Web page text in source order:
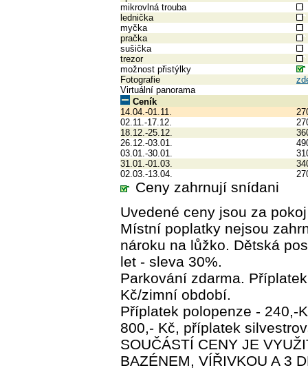
mikrovlná trouba
lednička
myčka
pračka
sušička
trezor
možnost přistýlky
Fotografie
Virtuální panorama
Ceník
14.04.-01.11.
02.11.-17.12.
18.12.-25.12.
26.12.-03.01.
03.01.-30.01.
31.01.-01.03.
02.03.-13.04.
Ceny zahrnují snídani
Uvedené ceny jsou za
Místní poplatky nejsou
nároku na lůžko. Dětská
let - sleva 30%.
Parkování zdarma.
Kč/zimní období.
Příplatek polopenze - 240,-
800,- Kč, příplatek
SOUČÁSTÍ CENY JE
BAZÉNEM, VÍŘIVKOU A 3